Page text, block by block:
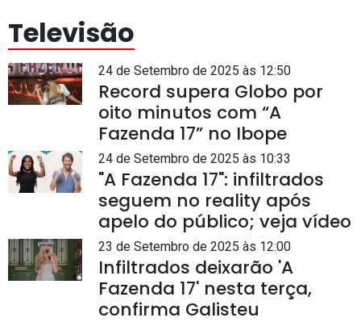
Televisão
24 de Setembro de 2025 às 12:50
Record supera Globo por
oito minutos com “A
Fazenda 17” no Ibope
24 de Setembro de 2025 às 10:33
"A Fazenda 17": infiltrados
seguem no reality após
apelo do público; veja vídeo
23 de Setembro de 2025 às 12:00
Infiltrados deixarão 'A
Fazenda 17' nesta terça,
confirma Galisteu